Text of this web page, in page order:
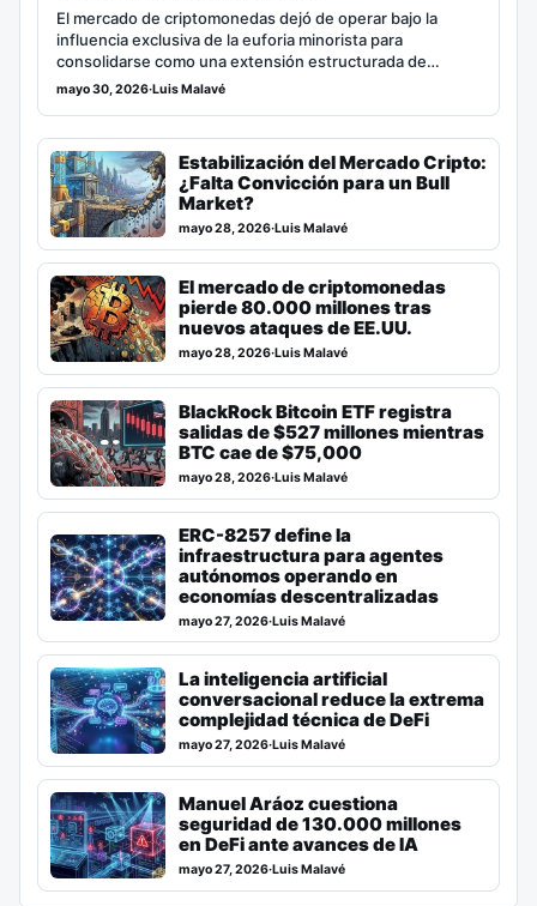
El mercado de criptomonedas dejó de operar bajo la
influencia exclusiva de la euforia minorista para
consolidarse como una extensión estructurada de…
mayo 30, 2026·Luis Malavé
Estabilización del Mercado Cripto:
¿Falta Convicción para un Bull
Market?
mayo 28, 2026·Luis Malavé
El mercado de criptomonedas
pierde 80.000 millones tras
nuevos ataques de EE.UU.
mayo 28, 2026·Luis Malavé
BlackRock Bitcoin ETF registra
salidas de $527 millones mientras
BTC cae de $75,000
mayo 28, 2026·Luis Malavé
ERC-8257 define la
infraestructura para agentes
autónomos operando en
economías descentralizadas
mayo 27, 2026·Luis Malavé
La inteligencia artificial
conversacional reduce la extrema
complejidad técnica de DeFi
mayo 27, 2026·Luis Malavé
Manuel Aráoz cuestiona
seguridad de 130.000 millones
en DeFi ante avances de IA
mayo 27, 2026·Luis Malavé